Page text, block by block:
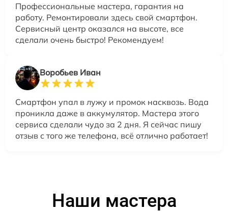
Профессиональные мастера, гарантия на
работу. Ремонтировали здесь свой смартфон.
Сервисный центр оказался на высоте, все
сделали очень быстро! Рекомендуем!
Воробьев Иван
Смартфон упал в лужу и промок насквозь. Вода
проникла даже в аккумулятор. Мастера этого
сервиса сделали чудо за 2 дня. Я сейчас пишу
отзыв с того же телефона, всё отлично работает!
Наши мастера